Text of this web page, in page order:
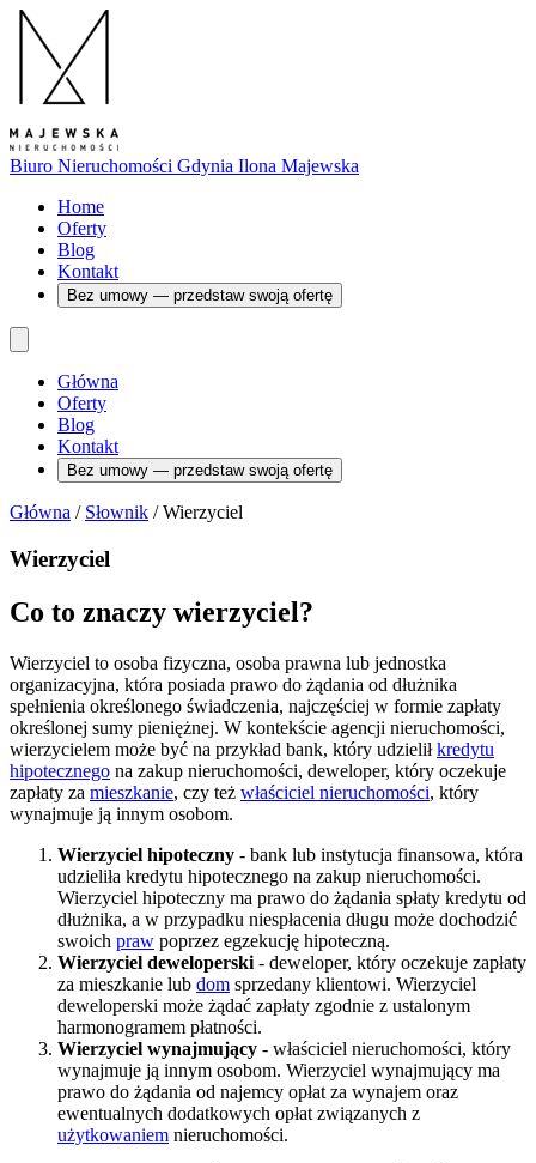
Biuro Nieruchomości Gdynia Ilona Majewska
Home
Oferty
Blog
Kontakt
Bez umowy — przedstaw swoją ofertę
Główna
Oferty
Blog
Kontakt
Bez umowy — przedstaw swoją ofertę
Główna / Słownik / Wierzyciel
Wierzyciel
Co to znaczy wierzyciel?
Wierzyciel to osoba fizyczna, osoba prawna lub jednostka
organizacyjna, która posiada prawo do żądania od dłużnika
spełnienia określonego świadczenia, najczęściej w formie zapłaty
określonej sumy pieniężnej. W kontekście agencji nieruchomości,
wierzycielem może być na przykład bank, który udzieliłkredytu
hipotecznego na zakup nieruchomości, deweloper, który oczekuje
zapłaty za mieszkanie, czy też właściciel nieruchomości, który
wynajmuje ją innym osobom.
Wierzyciel hipoteczny - bank lub instytucja finansowa, która
udzieliła kredytu hipotecznego na zakup nieruchomości.
Wierzyciel hipoteczny ma prawo do żądania spłaty kredytu od
dłużnika, a w przypadku niespłacenia długu może dochodzić
swoich praw poprzez egzekucję hipoteczną.
Wierzyciel deweloperski - deweloper, który oczekuje zapłaty
za mieszkanie lub dom sprzedany klientowi. Wierzyciel
deweloperski może żądać zapłaty zgodnie z ustalonym
harmonogramem płatności.
Wierzyciel wynajmujący - właściciel nieruchomości, który
wynajmuje ją innym osobom. Wierzyciel wynajmujący ma
prawo do żądania od najemcy opłat za wynajem oraz
ewentualnych dodatkowych opłat związanych z
użytkowaniem nieruchomości.